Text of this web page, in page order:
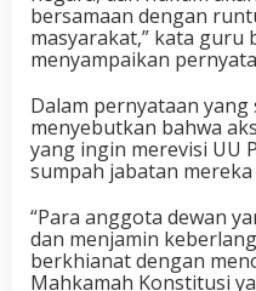
bersamaan dengan
masyarakat,” kata guru
menyampaikan
Dalam pernyataan
menyebutkan bahwa
yang ingin merevisi UU
sumpah jabatan
“Para anggota dewan
dan menjamin
berkhianat dengan
Mahkamah Konstitusi